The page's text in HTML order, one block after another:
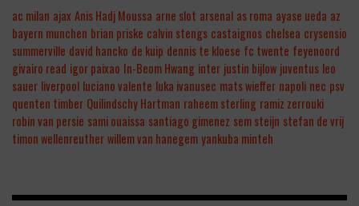
ac milan ajax Anis Hadj Moussa arne slot arsenal as roma ayase ueda az
bayern munchen brian priske calvin stengs castaignos chelsea crysensio
summerville david hancko de kuip dennis te kloese fc twente feyenoord
givairo read igor paixao In-Beom Hwang inter justin bijlow juventus leo
sauer liverpool luciano valente luka ivanusec mats wieffer napoli nec psv
quenten timber Quilindschy Hartman raheem sterling ramiz zerrouki
robin van persie sami ouaissa santiago gimenez sem steijn stefan de vrij
timon wellenreutherwillem van hanegemyankuba minteh